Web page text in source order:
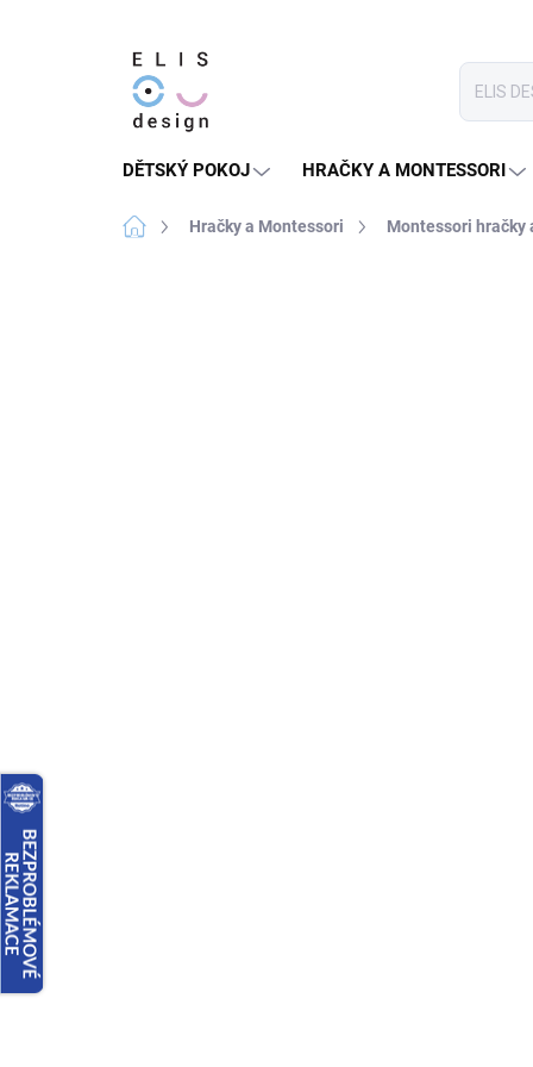
DĚTSKÝ POKOJ HRAČKY A MONTESSORI
Domů Hračky a Montessori Montessori hračky